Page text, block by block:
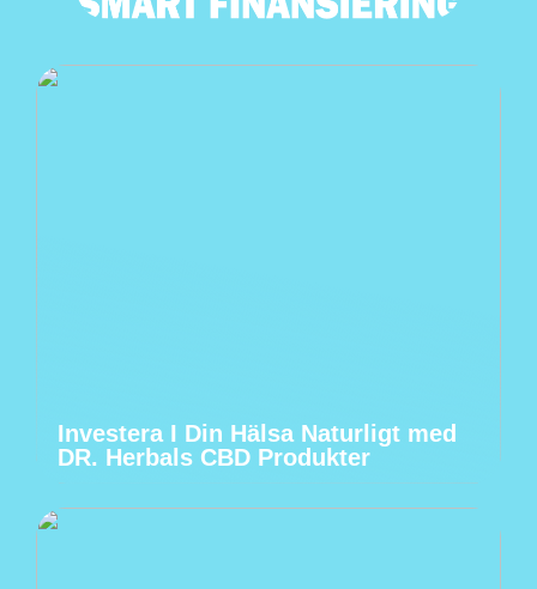
Investera I Din Hälsa Naturligt med
DR. Herbals CBD Produkter